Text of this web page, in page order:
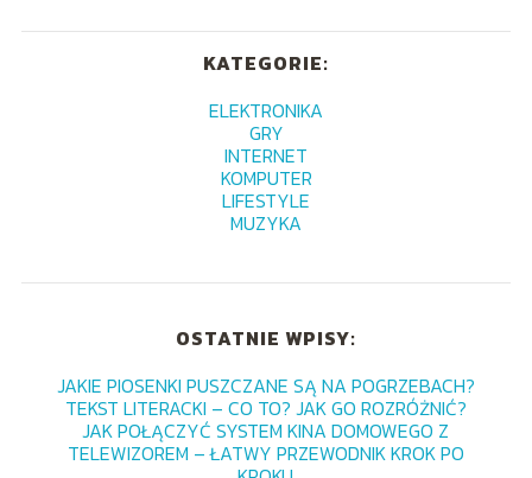
KATEGORIE:
ELEKTRONIKA
GRY
INTERNET
KOMPUTER
LIFESTYLE
MUZYKA
OSTATNIE WPISY:
JAKIE PIOSENKI PUSZCZANE SĄ NA POGRZEBACH?
TEKST LITERACKI – CO TO? JAK GO ROZRÓŻNIĆ?
JAK POŁĄCZYĆ SYSTEM KINA DOMOWEGO Z
TELEWIZOREM – ŁATWY PRZEWODNIK KROK PO